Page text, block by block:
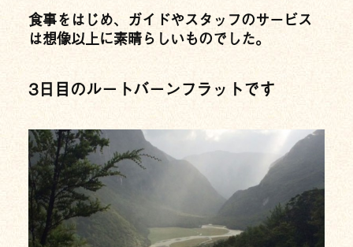
食事をはじめ、ガイドやスタッフのサービス
は想像以上に素晴らしいものでした。
3日目のルートバーンフラットです